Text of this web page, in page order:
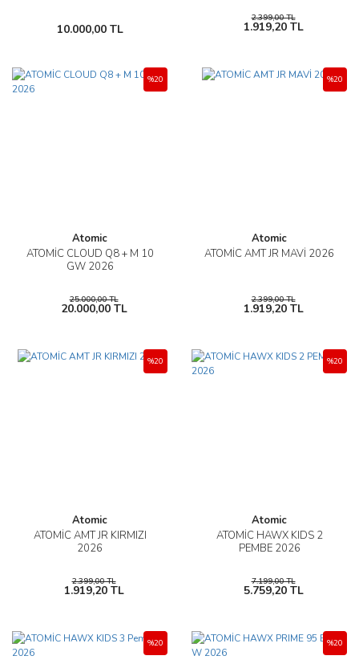
10.000,00 TL
2.399,00 TL
1.919,20 TL
Atomic
ATOMİC CLOUD Q8 + M 10
GW 2026
%20
25.000,00 TL
20.000,00 TL
Atomic
ATOMİC AMT JR MAVİ 2026
%20
2.399,00 TL
1.919,20 TL
Atomic
ATOMİC AMT JR KIRMIZI
2026
%20
2.399,00 TL
1.919,20 TL
Atomic
ATOMİC HAWX KIDS 2
PEMBE 2026
%20
7.199,00 TL
5.759,20 TL
%20 %20